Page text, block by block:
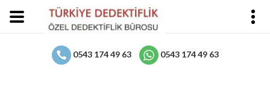
0543 174 49 63 0543 174 49 63